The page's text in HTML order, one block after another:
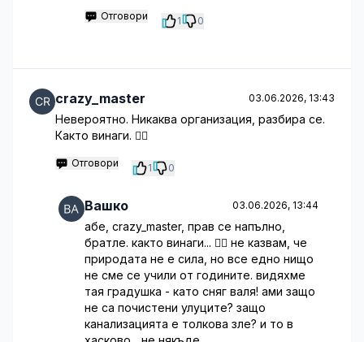
Отговори 1 0
crazy_master 03.06.2026, 13:43
Невероятно. Никаква организация, разбира се.
Както винаги. 🤦‍♂️
Отговори 1 0
Вашко 03.06.2026, 13:44
абе, crazy_master, прав се напълно,
братле. както винаги... 🤦‍♂️ не казвам, че
природата не е сила, но все едно нищо
не сме се учили от годините. видяхме
тая градушка - като сняг валя! ами защо
не са почистени улуците? защо
канализацията е толкова зле? и то в